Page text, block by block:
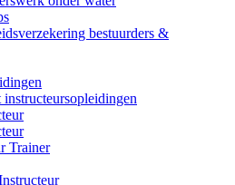
bestuurders &
Trainer